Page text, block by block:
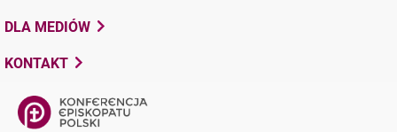
DLA MEDIÓW
KONTAKT